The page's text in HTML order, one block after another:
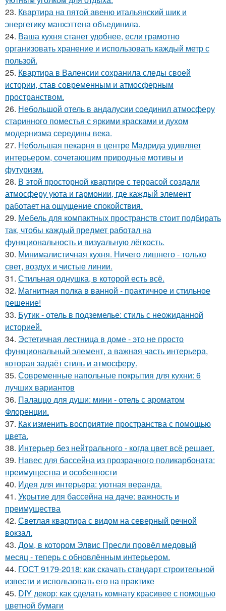
23. Квартира на пятой авеню итальянский шик и
энергетику манхэттена объединила.
24. Ваша кухня станет удобнее, если грамотно
организовать хранение и использовать каждый метр с
пользой.
25. Квартира в Валенсии сохранила следы своей
истории, став современным и атмосферным
пространством.
26. Небольшой отель в андалусии соединил атмосферу
старинного поместья с яркими красками и духом
модернизма середины века.
27. Небольшая пекарня в центре Мадрида удивляет
интерьером, сочетающим природные мотивы и
футуризм.
28. В этой просторной квартире с террасой создали
атмосферу уюта и гармонии, где каждый элемент
работает на ощущение спокойствия.
29. Мебель для компактных пространств стоит подбирать
так, чтобы каждый предмет работал на
функциональность и визуальную лёгкость.
30. Минималистичная кухня. Ничего лишнего - только
свет, воздух и чистые линии.
31. Стильная однушка, в которой есть всё.
32. Магнитная полка в ванной - практичное и стильное
решение!
33. Бутик - отель в подземелье: стиль с неожиданной
историей.
34. Эстетичная лестница в доме - это не просто
функциональный элемент, а важная часть интерьера,
которая задаёт стиль и атмосферу.
35. Современные напольные покрытия для кухни: 6
лучших вариантов
36. Палаццо для души: мини - отель с ароматом
Флоренции.
37. Как изменить восприятие пространства с помощью
цвета.
38. Интерьер без нейтрального - когда цвет всё решает.
39. Навес для бассейна из прозрачного поликарбоната:
преимущества и особенности
40. Идея для интерьера: уютная веранда.
41. Укрытие для бассейна на даче: важность и
преимущества
42. Светлая квартира с видом на северный речной
вокзал.
43. Дом, в котором Элвис Пресли провёл медовый
месяц - теперь с обновлённым интерьером.
44. ГОСТ 9179-2018: как скачать стандарт строительной
извести и использовать его на практике
45. DIY декор: как сделать комнату красивее с помощью
цветной бумаги